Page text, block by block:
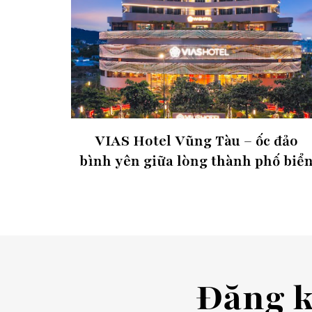
VIAS Hotel Vũng Tàu – ốc đảo
bình yên giữa lòng thành phố
Đăng